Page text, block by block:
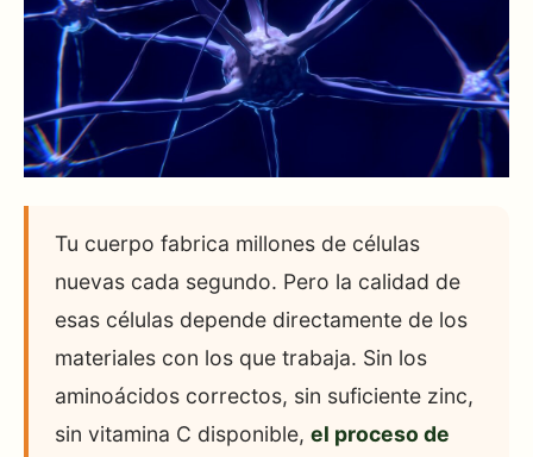
Tu cuerpo fabrica millones de células
nuevas cada segundo. Pero la calidad de
esas células depende directamente de los
materiales con los que trabaja. Sin los
aminoácidos correctos, sin suficiente zinc,
sin vitamina C disponible, el proceso de